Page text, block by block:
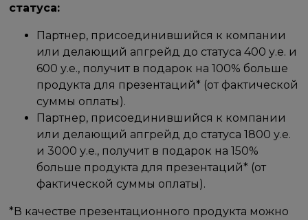
статуса:
Партнер, присоединившийся к компании
или делающий апгрейд до статуса 400 у.е. и
600 у.е., получит в подарок на 100% больше
продукта для презентаций* (от фактической
суммы оплаты).
Партнер, присоединившийся к компании
или делающий апгрейд до статуса 1800 у.е.
и 3000 у.е., получит в подарок на 150%
больше продукта для презентаций* (от
фактической суммы оплаты).
*В качестве презентационного продукта можно